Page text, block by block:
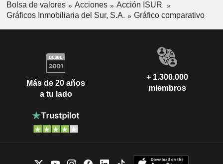
Bolsa de valores Acciones
Acción ISUR
Gráficos Inmobiliaria del Sur, S.A.
Gráfico comparativo
Más de 20 años
a tu lado
+ 1.300.000
miembros